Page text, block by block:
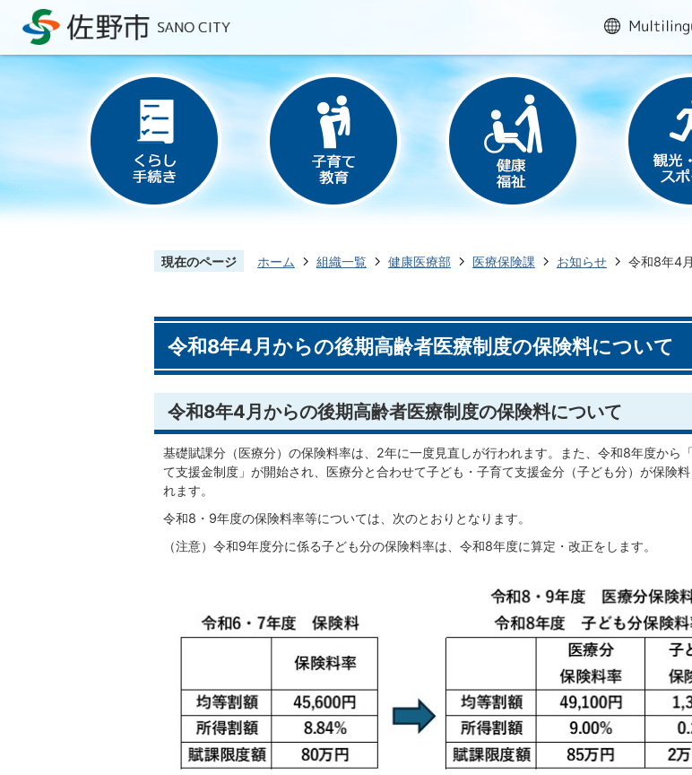
multilingual
現在のページ ホーム 組織一覧 健康医療部 医療保険課 お知らせ 令和8年4
令和8年4月からの後期高齢者医療制度の保険料について
令和8年4月からの後期高齢者医療制度の保険料について
基礎賦課分（医療分）の保険料率は、2年に一度見直しが行われます。また、令和8年度から
て支援金制度」が開始され、医療分と合わせて子ども・子育て支援金分（子ども分）が保険料
れます。
令和8・9年度の保険料率等については、次のとおりとなります。
（注意）令和9年度分に係る子ども分の保険料率は、令和8年度に算定・改正をします。